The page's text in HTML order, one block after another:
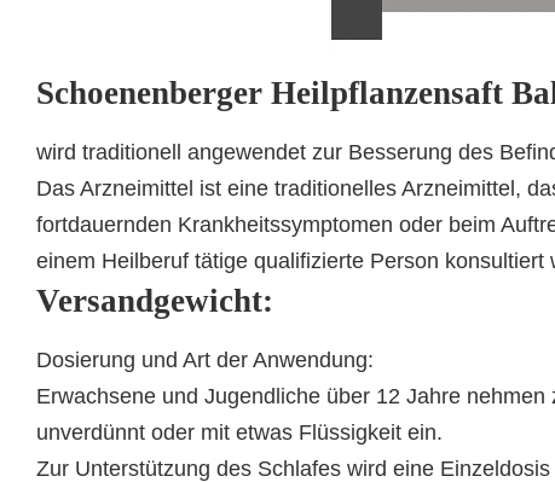
Schoenenberger Heilpflanzensaft
wird traditionell angewendet zur Besserung des
Das Arzneimittel ist eine traditionelles Arzneimittel,
fortdauernden Krankheitssymptomen oder beim
einem Heilberuf tätige qualifizierte Person konsultiert
Versandgewicht:
Dosierung und Art der Anwendung:
Erwachsene und Jugendliche über 12 Jahre
unverdünnt oder mit etwas Flüssigkeit ein.
Zur Unterstützung des Schlafes wird eine